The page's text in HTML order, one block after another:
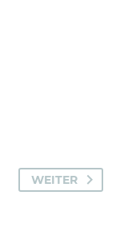
WEITER